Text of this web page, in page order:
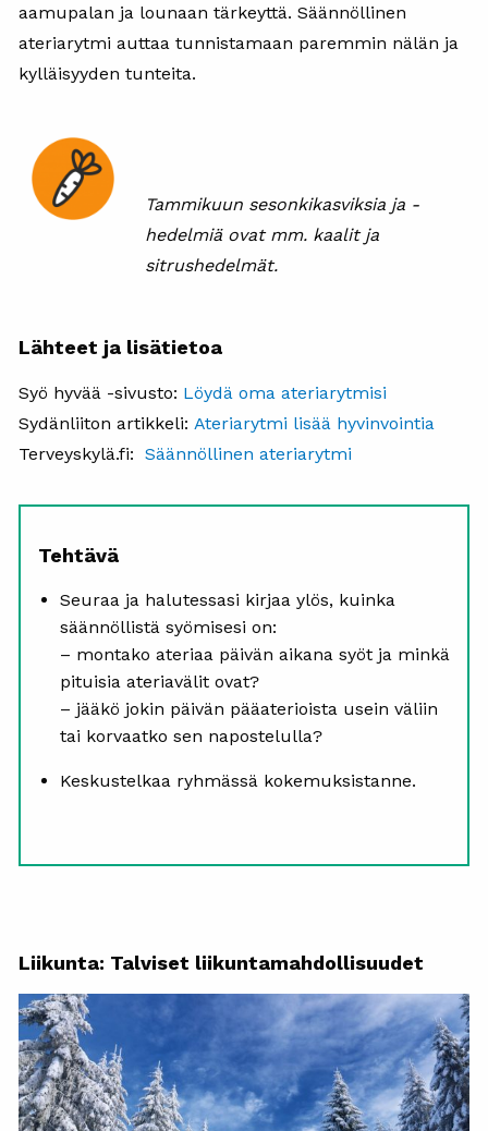
aamupalan ja lounaan tärkeyttä. Säännöllinen
ateriarytmi auttaa tunnistamaan paremmin nälän ja
kylläisyyden tunteita.
Tammikuun sesonkikasviksia ja -
hedelmiä ovat mm. kaalit ja
sitrushedelmät.
Lähteet ja lisätietoa
Syö hyvää -sivusto: Löydä oma ateriarytmisi
Sydänliiton artikkeli: Ateriarytmi lisää hyvinvointia
Terveyskylä.fi: Säännöllinen ateriarytmi
Tehtävä
Seuraa ja halutessasi kirjaa ylös, kuinka
säännöllistä syömisesi on:
– montako ateriaa päivän aikana syöt ja minkä
pituisia ateriavälit ovat?
– jääkö jokin päivän pääaterioista usein väliin
tai korvaatko sen napostelulla?
Keskustelkaa ryhmässä kokemuksistanne.
Liikunta: Talviset liikuntamahdollisuudet